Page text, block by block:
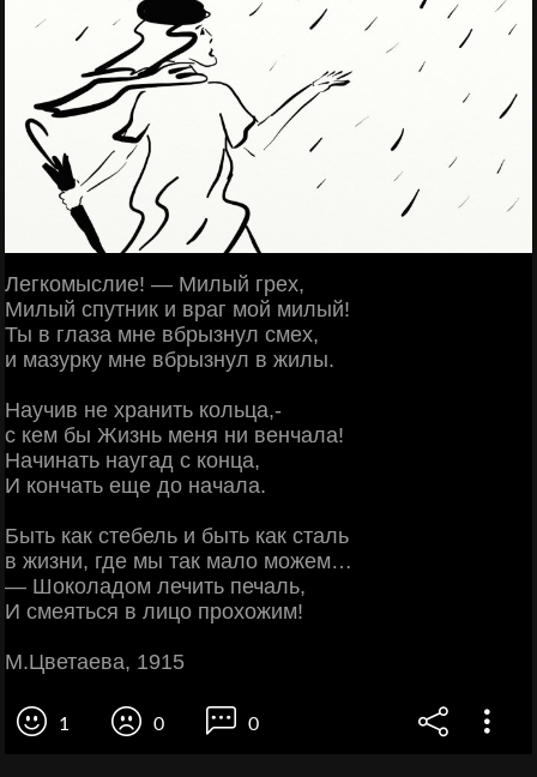
Легкомыслие! — Милый грех,
Милый спутник и враг мой милый!
Ты в глаза мне вбрызнул смех,
и мазурку мне вбрызнул в жилы.
Научив не хранить кольца,-
с кем бы Жизнь меня ни венчала!
Начинать наугад с конца,
И кончать еще до начала.
Быть как стебель и быть как сталь
в жизни, где мы так мало можем…
— Шоколадом лечить печаль,
И смеяться в лицо прохожим!
М.Цветаева, 1915
1 0 0